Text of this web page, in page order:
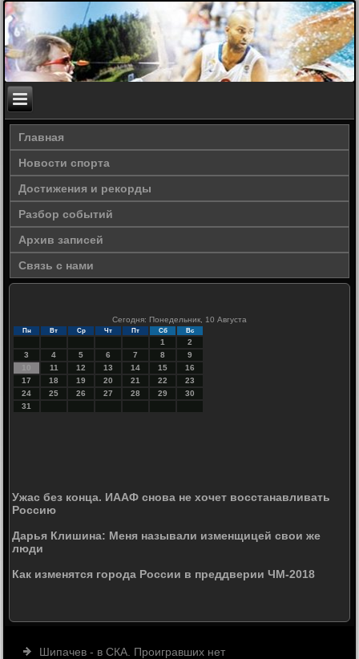
Главная
Новости спорта
Достижения и рекорды
Разбор событий
Архив записей
Связь с нами
Сегодня: Понедельник, 10 Августа
Пн Вт Ср Чт Пт Сб Вс
1
2
3
4 5 6 7 8
9
10
11 12 13 14 15
16
17
18 19 20 21 22
23
24
25 26 27 28 29
30
31
Ужас без конца. ИААФ снова не хочет восстанавливать
Россию
Дарья Клишина: Меня называли изменщицей свои же
люди
Как изменятся города России в преддверии ЧМ-2018
Шипачев - в СКА. Проигравших нет